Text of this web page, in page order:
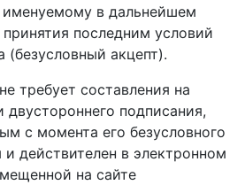
в дальнейшем
последним условий
(безусловный акцепт).
требует составления на
подписания,
с момента его безусловного
действителен в электронном
на сайте